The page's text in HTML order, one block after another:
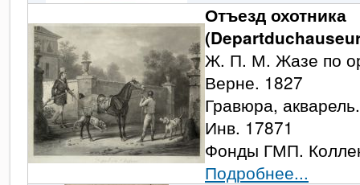
Отъезд охотника
(
Ж. П. М. Жазе по
Верне. 1827
Гравюра,
Инв. 17871
Фонды ГМП.
Подробнее...